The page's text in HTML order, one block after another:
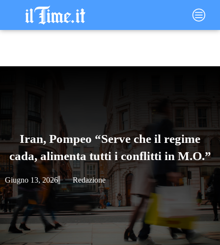
contenuto
Main
Menu
Iran, Pompeo “Serve che il regime
cada, alimenta tutti i conflitti in M.O.”
Giugno 13, 2026 Redazione